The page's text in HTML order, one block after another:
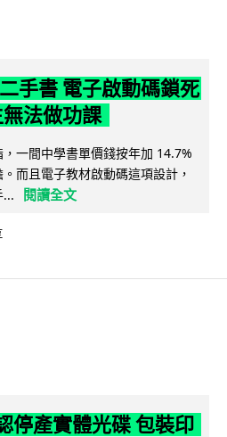
手書 電子啟動碼鎖死
法做功課
一間中學書單價錢按年加 14.7%
而且電子教材啟動碼這項設計，
...
閱讀全文
停產實體光碟 包裝印